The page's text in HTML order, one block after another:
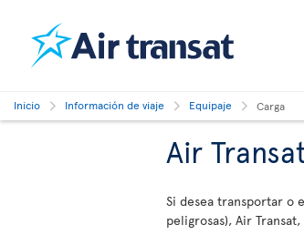
Inicio Información de viaje Equipaje Carga
Air
Si desea transportar o
peligrosas), Air Transat,